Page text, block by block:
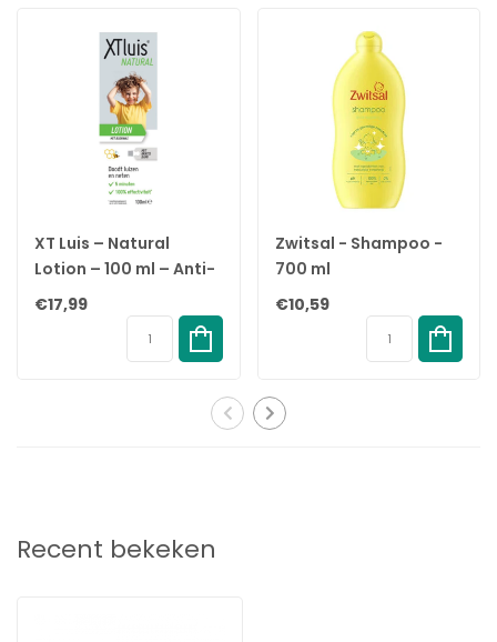
XT Luis – Natural
Lotion – 100 ml – Anti-
Luizenbehandeling –
100% Natuurlijk –
Inclusief Luizenkam
€17,99
Zwitsal - Shampoo -
700 ml
€10,59
Recent bekeken